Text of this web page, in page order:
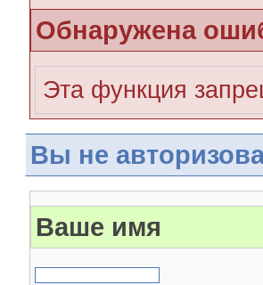
Обнаружена
Эта функция
Вы не
Ваше имя